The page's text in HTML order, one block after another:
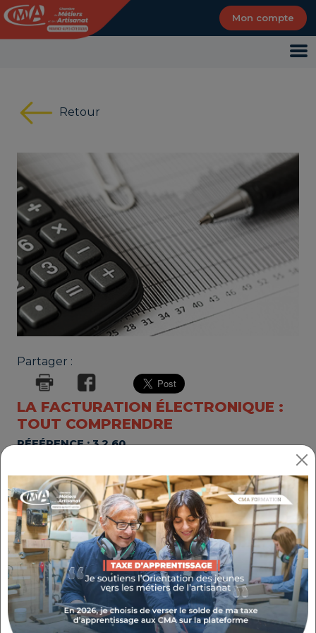
Mon compte
Retour
Partager :
LA FACTURATION ÉLECTRONIQUE :
TOUT COMPRENDRE
RÉFÉRENCE : 3.2.60
Prochaines sessions
Agence de La Valette-du-Var - 107
AVENUE DES FRERES LUMIERE - le
14/09/2026; Inscription avant le 14/09/2026
Agence de Saint-Laurent-du-Var - 142
AVENUE DE VERDUN - le 15/09/2026;
Inscription avant le 15/09/2026
Panneau de gestion des cookies